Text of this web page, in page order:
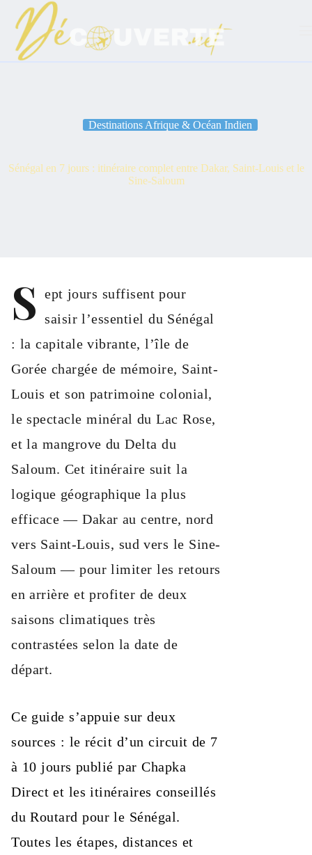
contenu
Destinations Afrique & Océan Indien
Sénégal en 7 jours : itinéraire complet entre Dakar, Saint-Louis et le
Sine-Saloum
S ept jours suffisent pour
saisir l’essentiel du Sénégal
: la capitale vibrante, l’île de
Gorée chargée de mémoire, Saint-
Louis et son patrimoine colonial,
le spectacle minéral du Lac Rose,
et la mangrove du Delta du
Saloum. Cet itinéraire suit la
logique géographique la plus
efficace — Dakar au centre, nord
vers Saint-Louis, sud vers le Sine-
Saloum — pour limiter les retours
en arrière et profiter de deux
saisons climatiques très
contrastées selon la date de
départ.
Ce guide s’appuie sur deux
sources : le récit d’un circuit de 7
à 10 jours publié par Chapka
Direct et les itinéraires conseillés
du Routard pour le Sénégal.
Toutes les étapes, distances et